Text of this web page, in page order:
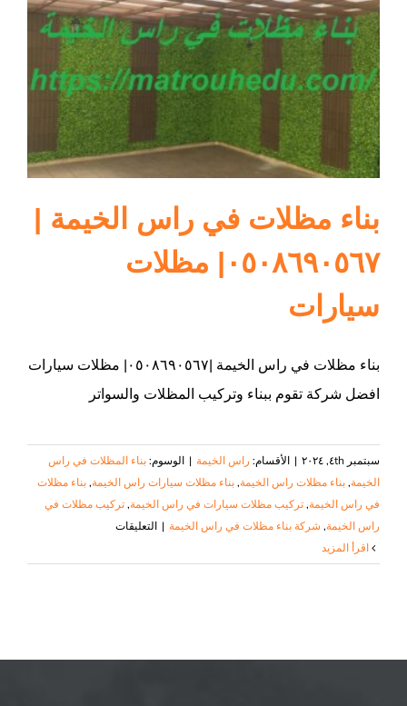
ام القيوين
بناء مظلات في راس الخيمة |
٠٥٠٨٦٩٠٥٦٧| مظلات
سيارات
بناء مظلات في راس الخيمة |٠٥٠٨٦٩٠٥٦٧| مظلات سيارات
افضل شركة تقوم ببناء وتركيب المظلات والسواتر
سبتمبر ٤th, ٢٠٢٤ | الأقسام: راس الخيمة | الوسوم: بناء المظلات في راس
الخيمة, بناء مظلات راس الخيمة, بناء مظلات سيارات راس الخيمة, بناء مظلات
في راس الخيمة, تركيب مظلات سيارات في راس الخيمة, تركيب مظلات في
راس الخيمة, شركة بناء مظلات في راس الخيمة | التعليقاتعلى
مظلات